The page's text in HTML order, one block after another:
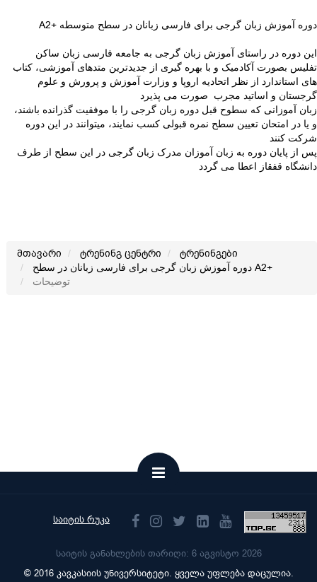
A2+ دوره آموزش زبان گرجی برای فارسی زبانان در سطح متوسطه
تفلیس بصورت آکادمیک و با بهره گیری از جدیدترین متدهای آموزشی، کتاب
های استاندارد از نظر اتحادیه اروپا و وزارت آموزش و پرورش و علوم
گرجستان و اساتید مجرب صورت می پذیرد
و یا در امتحان تعیین سطح نمره قبولی کسب نمایند، میتوانند در این دوره
شرکت کنند
پس از پایان دوره به زبان آموزان مدرک زبان گرجی در این سطح از طرف
دانشگاه قفقاز اعطا می گردد
მთავარი ტრენინგ ცენტრი
ტრენინგები
دوره آموزش زبان گرجی برای فارسی زبانان در سطح A2+
توضیحات
საიტის რუკა
საიტის განახლების თარიღი: 6 აგვისტო 2026
© 2016 კავკასიის უნივერსიტეტი. ყველა უფლება დაცულია.